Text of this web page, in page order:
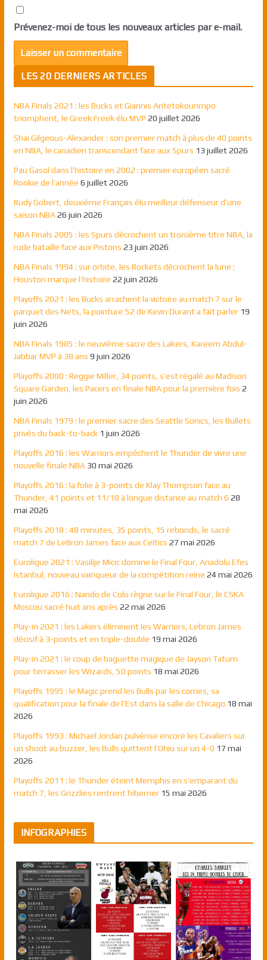
Prévenez-moi de tous les nouveaux articles par e-mail.
LES 20 DERNIERS ARTICLES
NBA Finals 2021 : les Bucks et Giannis Antetokounmpo
triomphent, le Greek Freek élu MVP 20 juillet 2026
Shai Gilgeous-Alexander : son premier match à plus de 40 points
en NBA, le canadien transcendant face aux Spurs 13 juillet 2026
Pau Gasol dans l’histoire en 2002 : premier européen sacré
Rookie de l’année 6 juillet 2026
Rudy Gobert, deuxième Français élu meilleur défenseur d’une
saison NBA 26 juin 2026
NBA Finals 2005 : les Spurs décrochent un troisième titre NBA, la
rude bataille face aux Pistons 23 juin 2026
NBA Finals 1994 : sur orbite, les Rockets décrochent la lune ;
Houston marque l’histoire 22 juin 2026
Playoffs 2021 : les Bucks arrachent la victoire au match 7 sur le
parquet des Nets, la pointure 52 de Kevin Durant a fait parler 19
juin 2026
NBA Finals 1985 : le neuvième sacre des Lakers, Kareem Abdul-
Jabbar MVP à 38 ans 9 juin 2026
Playoffs 2000 : Reggie Miller, 34 points, s’est régalé au Madison
Square Garden, les Pacers en finale NBA pour la première fois 2
juin 2026
NBA Finals 1979 : le premier sacre des Seattle Sonics, les Bullets
privés du back-to-back 1 juin 2026
Playoffs 2016 : les Warriors empêchent le Thunder de vivre une
nouvelle finale NBA 30 mai 2026
Playoffs 2016 : la folie à 3-points de Klay Thompson face au
Thunder, 41 points et 11/18 à longue distance au match 6 28
mai 2026
Playoffs 2018 : 48 minutes, 35 points, 15 rebonds, le sacré
match 7 de LeBron James face aux Celtics 27 mai 2026
Euroligue 2021 : Vasilije Micic domine le Final Four, Anadolu Efes
Istanbul, nouveau vainqueur de la compétition reine 24 mai 2026
Euroligue 2016 : Nando de Colo règne sur le Final Four, le CSKA
Moscou sacré huit ans après 22 mai 2026
Play-in 2021 : les Lakers éliminent les Warriors, Lebron James
décisif à 3-points et en triple-double 19 mai 2026
Play-in 2021 : le coup de baguette magique de Jayson Tatum
pour terrasser les Wizards, 50 points 18 mai 2026
Playoffs 1995 : le Magic prend les Bulls par les cornes, sa
qualification pour la finale de l’Est dans la salle de Chicago 18 mai
2026
Playoffs 1993 : Michael Jordan pulvérise encore les Cavaliers sur
un shoot au buzzer, les Bulls quittent l’Ohio sur un 4-0 17 mai
2026
Playoffs 2011 : le Thunder éteint Memphis en s’emparant du
match 7, les Grizzlies rentrent hiberner 15 mai 2026
INFOGRAPHIES